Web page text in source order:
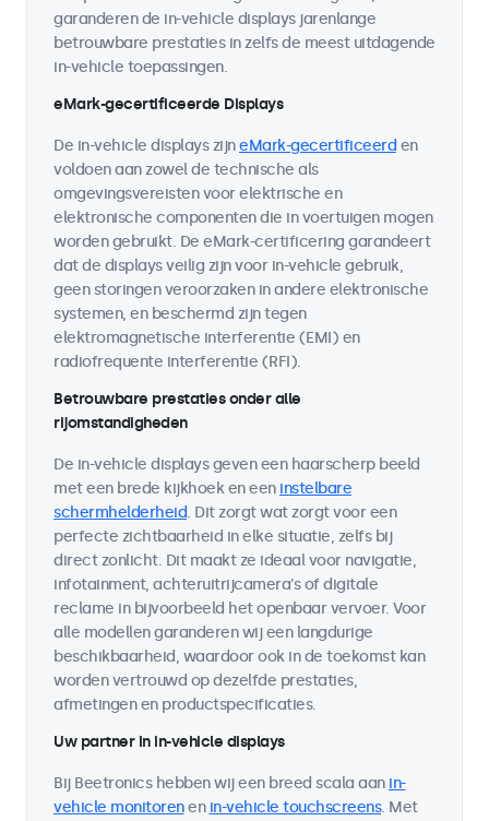
garanderen de in-vehicle displays jarenlange
betrouwbare prestaties in zelfs de meest uitdagende
in-vehicle toepassingen.
eMark-gecertificeerde Displays
De in-vehicle displays zijneMark-gecertificeerd en
voldoen aan zowel de technische als
omgevingsvereisten voor elektrische en
elektronische componenten die in voertuigen mogen
worden gebruikt. De eMark-certificering garandeert
dat de displays veilig zijn voor in-vehicle gebruik,
geen storingen veroorzaken in andere elektronische
systemen, en beschermd zijn tegen
elektromagnetische interferentie (EMI) en
radiofrequente interferentie (RFI).
Betrouwbare prestaties onder alle
rijomstandigheden
De in-vehicle displays geven een haarscherp beeld
met een brede kijkhoek en een instelbare
schermhelderheid. Dit zorgt wat zorgt voor een
perfecte zichtbaarheid in elke situatie, zelfs bij
direct zonlicht. Dit maakt ze ideaal voor navigatie,
infotainment, achteruitrijcamera's of digitale
reclame in bijvoorbeeld het openbaar vervoer. Voor
alle modellen garanderen wij een langdurige
beschikbaarheid, waardoor ook in de toekomst kan
worden vertrouwd op dezelfde prestaties,
afmetingen en productspecificaties.
Uw partner in in-vehicle displays
Bij Beetronics hebben wij een breed scala aan in-
vehicle monitorenen in-vehicle touchscreens. Met